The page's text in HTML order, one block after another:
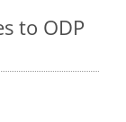
to ODP